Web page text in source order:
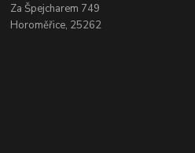
Za Špejcharem 749
Horoměřice, 25262